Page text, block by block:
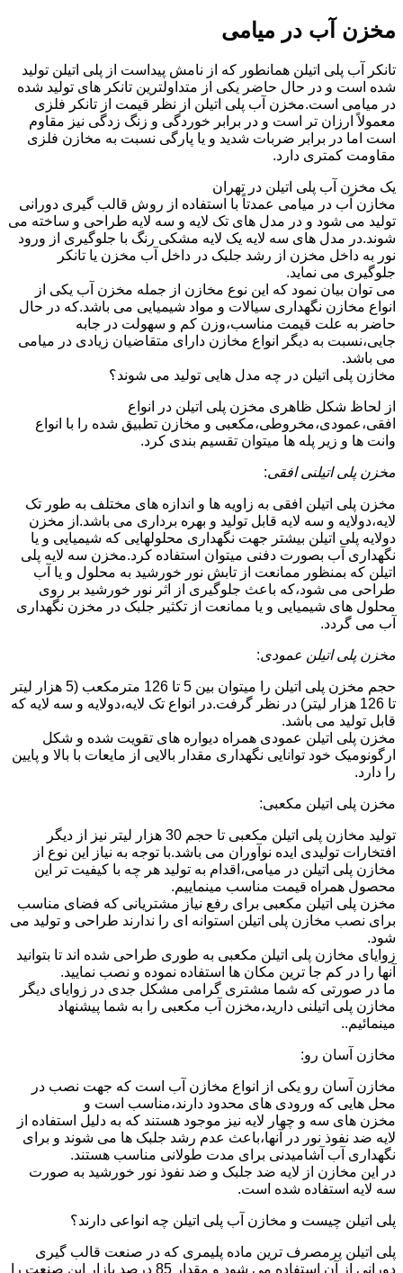
مخزن آب در میامی
تانکر آب پلی اتیلن همانطور که از نامش پیداست از پلی اتیلن تولید
شده است و در حال حاضر یکی از متداولترین تانکر های تولید شده
در میامی است.مخزن آب پلی اتیلن از نظر قیمت از تانکر فلزی
معمولاً ارزان تر است و در برابر خوردگی و زنگ زدگی نیز مقاوم
است اما در برابر ضربات شدید و یا پارگی نسبت به مخازن فلزی
مقاومت کمتری دارد.
یک مخزن آب پلی اتیلن در تهران
مخازن آب در میامی عمدتاً با استفاده از روش قالب گیری دورانی
تولید می شود و در مدل های تک لایه و سه لایه طراحی و ساخته می
شوند.در مدل های سه لایه یک لایه مشکی رنگ با جلوگیری از ورود
نور به داخل مخزن از رشد جلبک در داخل آب مخزن یا تانکر
جلوگیری می نماید.
می توان بیان نمود که این نوع مخازن از جمله مخزن آب یکی از
انواع مخازن نگهداری سیالات و مواد شیمیایی می باشد.که در حال
حاضر به علت قیمت مناسب،وزن کم و سهولت در جابه
جایی،نسبت به دیگر انواع مخازن دارای متقاضیان زیادی در میامی
می باشد.
مخازن پلی اتیلن در چه مدل هایی تولید می شوند؟
از لحاظ شکل ظاهری مخزن پلی اتیلن در انواع
افقی،عمودی،مخروطی،مکعبی و مخازن تطبیق شده را با انواع
وانت ها و زیر پله ها میتوان تقسیم بندی کرد.
مخزن پلی اتیلنی افقی:
مخزن پلی اتیلن افقی به زاویه ها و اندازه های مختلف به طور تک
لایه،دولایه و سه لایه قابل تولید و بهره برداری می باشد.از مخزن
دولایه پلی اتیلن بیشتر جهت نگهداری محلولهایی که شیمیایی و یا
نگهداری آب بصورت دفنی میتوان استفاده کرد.مخزن سه لایه پلی
اتیلن که بمنظور ممانعت از تابش نور خورشید به محلول و یا آب
طراحی می شود،که باعث جلوگیری از اثر نور خورشید بر روی
محلول های شیمیایی و یا ممانعت از تکثیر جلبک در مخزن نگهداری
آب می گردد.
مخزن پلی اتیلن عمودی:
حجم مخزن پلی اتیلن را میتوان بین 5 تا 126 مترمکعب (5 هزار لیتر
تا 126 هزار لیتر) در نظر گرفت.در انواع تک لایه،دولایه و سه لایه که
قابل تولید می باشد.
مخزن پلی اتیلن عمودی همراه دیواره های تقویت شده و شکل
ارگونومیک خود توانایی نگهداری مقدار بالایی از مایعات با بالا و پایین
را دارد.
مخزن پلی اتیلن مکعبی:
تولید مخازن پلی اتیلن مکعبی تا حجم 30 هزار لیتر نیز از دیگر
افتخارات تولیدی ایده نوآوران می باشد.با توجه به نیاز این نوع از
مخازن پلی اتیلن در میامی،اقدام به تولید هر چه با کیفیت تر این
محصول همراه قیمت مناسب مینماییم.
مخزن پلی اتیلن مکعبی برای رفع نیاز مشتریانی که فضای مناسب
برای نصب مخازن پلی اتیلن استوانه ای را ندارند طراحی و تولید می
شود.
زوایای مخازن پلی اتیلن مکعبی به طوری طراحی شده اند تا بتوانید
آنها را در کم جا ترین مکان ها استفاده نموده و نصب نمایید.
ما در صورتی که شما مشتری گرامی مشکل جدی در زوایای دیگر
مخازن پلی اتیلنی دارید،مخزن آب مکعبی را به شما پیشنهاد
مینمائیم..
مخازن آسان رو:
مخازن آسان رو یکی از انواع مخازن آب است که جهت نصب در
محل هایی که ورودی های محدود دارند،مناسب است و
مخزن های سه و چهار لایه نیز موجود هستند که به دلیل استفاده از
لایه ضد نفوذ نور در آنها،باعث عدم رشد جلبک ها می شوند و برای
نگهداری آب آشامیدنی برای مدت طولانی مناسب هستند.
در این مخازن از لایه ضد جلبک و ضد نفوذ نور خورشید به صورت
سه لایه استفاده شده است.
پلی اتیلن چیست و مخازن آب پلی اتیلن چه انواعی دارند؟
پلی اتیلن پرمصرف ترین ماده پلیمری که در صنعت قالب گیری
دورانی از آن استفاده می شود و مقدار 85 درصد بازار این صنعت را